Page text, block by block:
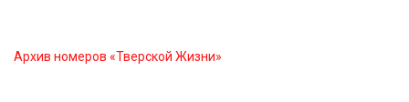
Архив номеров «Тверской Жизни»